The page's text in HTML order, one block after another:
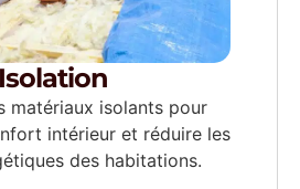
Isolation
matériaux isolants pour
intérieur et réduire les
des habitations.